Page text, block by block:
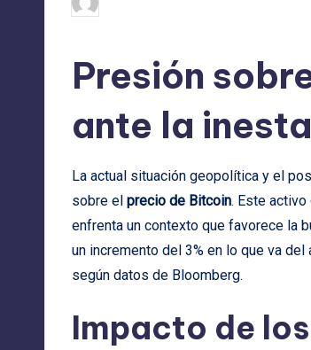
Publicado
por
Presión
ante la
La actual situación geopolítica y el
sobre el precio de Bitcoin. Este activo
enfrenta un contexto que favorece la
un incremento del 3% en lo que va
según datos de Bloomberg.
Impacto de